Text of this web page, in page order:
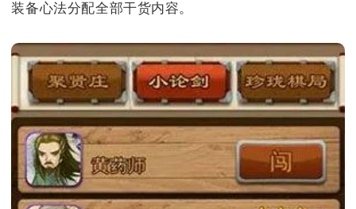
装备心法分配全部干货内容。